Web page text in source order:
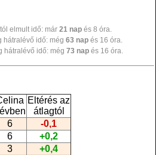
elmult idő: már 21 nap és 8 óra.
hátralévő idő: még 63 nap és 16 óra.
hátralévő idő: még 73 nap és 16 óra.
Eltérés az
átlagtól
6
-0,1
6
+0,2
3
+0,4